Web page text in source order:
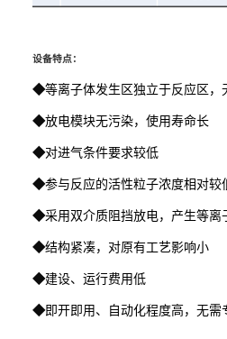
设备特点：
◆等离子体发生区独立于反应区，
◆放电模块无污染，使用寿命长
◆对进气条件要求较低
◆参与反应的活性粒子浓度相对较
◆采用双介质阻挡放电，产生等离
◆结构紧凑，对原有工艺影响小
◆建设、运行费用低
◆即开即用、自动化程度高，无需